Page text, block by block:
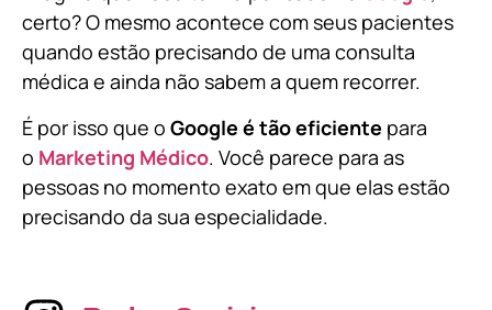
certo? O mesmo acontece com seus pacientes
quando estão precisando de uma consulta
médica e ainda não sabem a quem recorrer.
É por isso que o Google é tão eficiente para
o Marketing Médico. Você parece para as
pessoas no momento exato em que elas estão
precisando da sua especialidade.